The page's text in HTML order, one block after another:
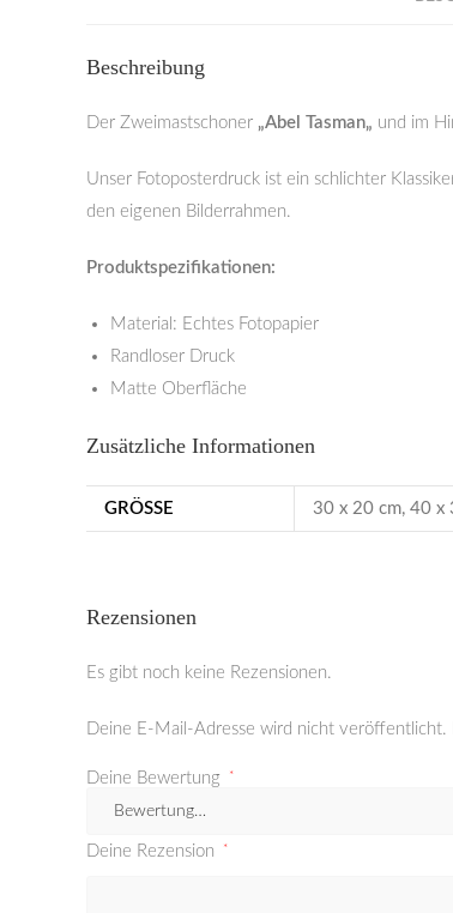
Beschreibung
Der Zweimastschoner „Abel Tasman„ und im
Unser Fotoposterdruck ist ein schlichter
den eigenen Bilderrahmen.
Produktspezifikationen:
Material: Echtes Fotopapier
Randloser Druck
Matte Oberfläche
Zusätzliche Informationen
GRÖSSE 30 x 20 cm, 40 x
Rezensionen
Es gibt noch keine Rezensionen.
Deine E-Mail-Adresse wird nicht veröffentlicht.
Deine Bewertung *
Deine Rezension *